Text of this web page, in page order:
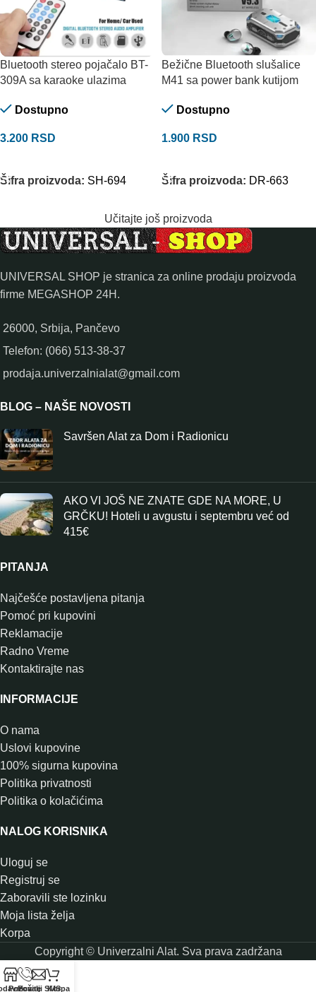
Bluetooth stereo pojačalo BT-
309A sa karaoke ulazima
Dostupno
3.200 RSD
Šifra proizvoda: SH-694
Bežične Bluetooth slušalice
M41 sa power bank kutijom
Dostupno
1.900 RSD
Šifra proizvoda: DR-663
Učitajte još proizvoda
UNIVERSAL SHOP je stranica za online prodaju proizvoda
firme MEGASHOP 24H.
26000, Srbija, Pančevo
Telefon: (066) 513-38-37
prodaja.univerzalnialat@gmail.com
BLOG – NAŠE NOVOSTI
Savršen Alat za Dom i Radionicu
AKO VI JOŠ NE ZNATE GDE NA MORE, U
GRČKU! Hoteli u avgustu i septembru već od
415€
PITANJA
Najčešće postavljena pitanja
Pomoć pri kupovini
Reklamacije
Radno Vreme
Kontaktirajte nas
INFORMACIJE
O nama
Uslovi kupovine
100% sigurna kupovina
Politika privatnosti
Politika o kolačićima
NALOG KORISNIKA
Uloguj se
Registruj se
Zaboravili ste lozinku
Moja lista želja
Korpa
Copyright © Univerzalni Alat. Sva prava zadržana
Pozovite
Pošalji SMS
Korpa